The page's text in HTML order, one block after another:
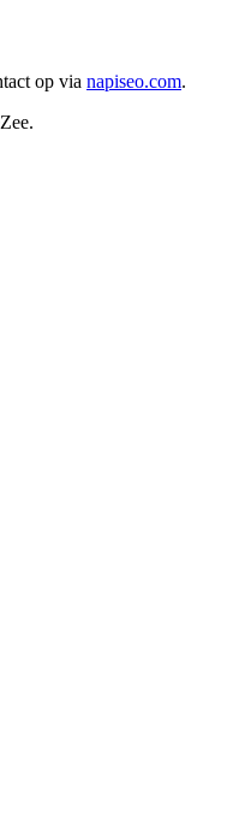
op via napiseo.com.